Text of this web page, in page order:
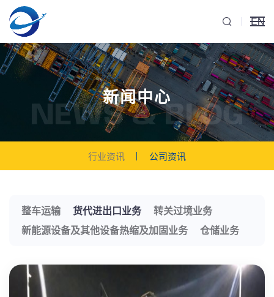
EN
新闻中心
NEWS & BLOG
行业资讯 公司资讯
整车运输 货代进出口业务
转关过境业务
新能源设备及其他设备热缩及加固业务
仓储业务